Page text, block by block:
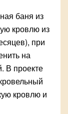
баня из
кровлю из
при
на
В проекте
кровлю и